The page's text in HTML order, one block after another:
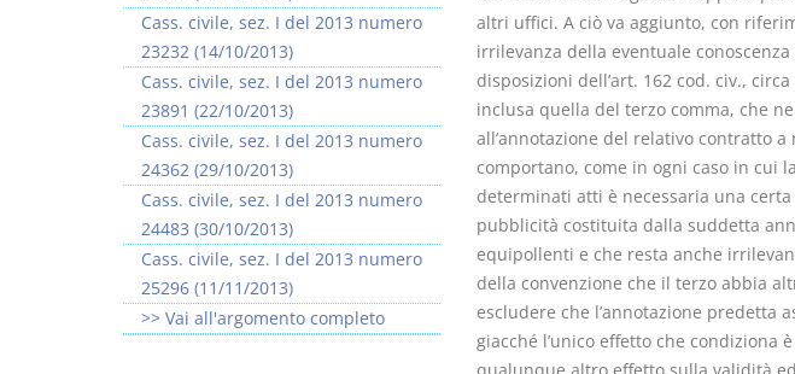
altri uffici. A ciò va aggiunto, con
irrilevanza della eventuale
disposizioni dell’art. 162 cod. civ.,
inclusa quella del terzo comma, che
all’annotazione del relativo contratto
comportano, come in ogni caso in cui
determinati atti è necessaria una
pubblicità costituita dalla suddetta
equipollenti e che resta anche
della convenzione che il terzo abbia
escludere che l’annotazione predetta
giacché l’unico effetto che condiziona
Cass. civile, sez. I del 2013 numero
23232 (14/10/2013)
Cass. civile, sez. I del 2013 numero
23891 (22/10/2013)
Cass. civile, sez. I del 2013 numero
24362 (29/10/2013)
Cass. civile, sez. I del 2013 numero
24483 (30/10/2013)
Cass. civile, sez. I del 2013 numero
25296 (11/11/2013)
>> Vai all'argomento completo